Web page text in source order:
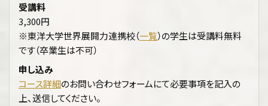
受講料
3,300円
※東洋大学世界展開力連携校（一覧）の学生は受講料無料
です（卒業生は不可）
申し込み
コース詳細のお問い合わせフォームにて必要事項を記入の
上、送信してください。